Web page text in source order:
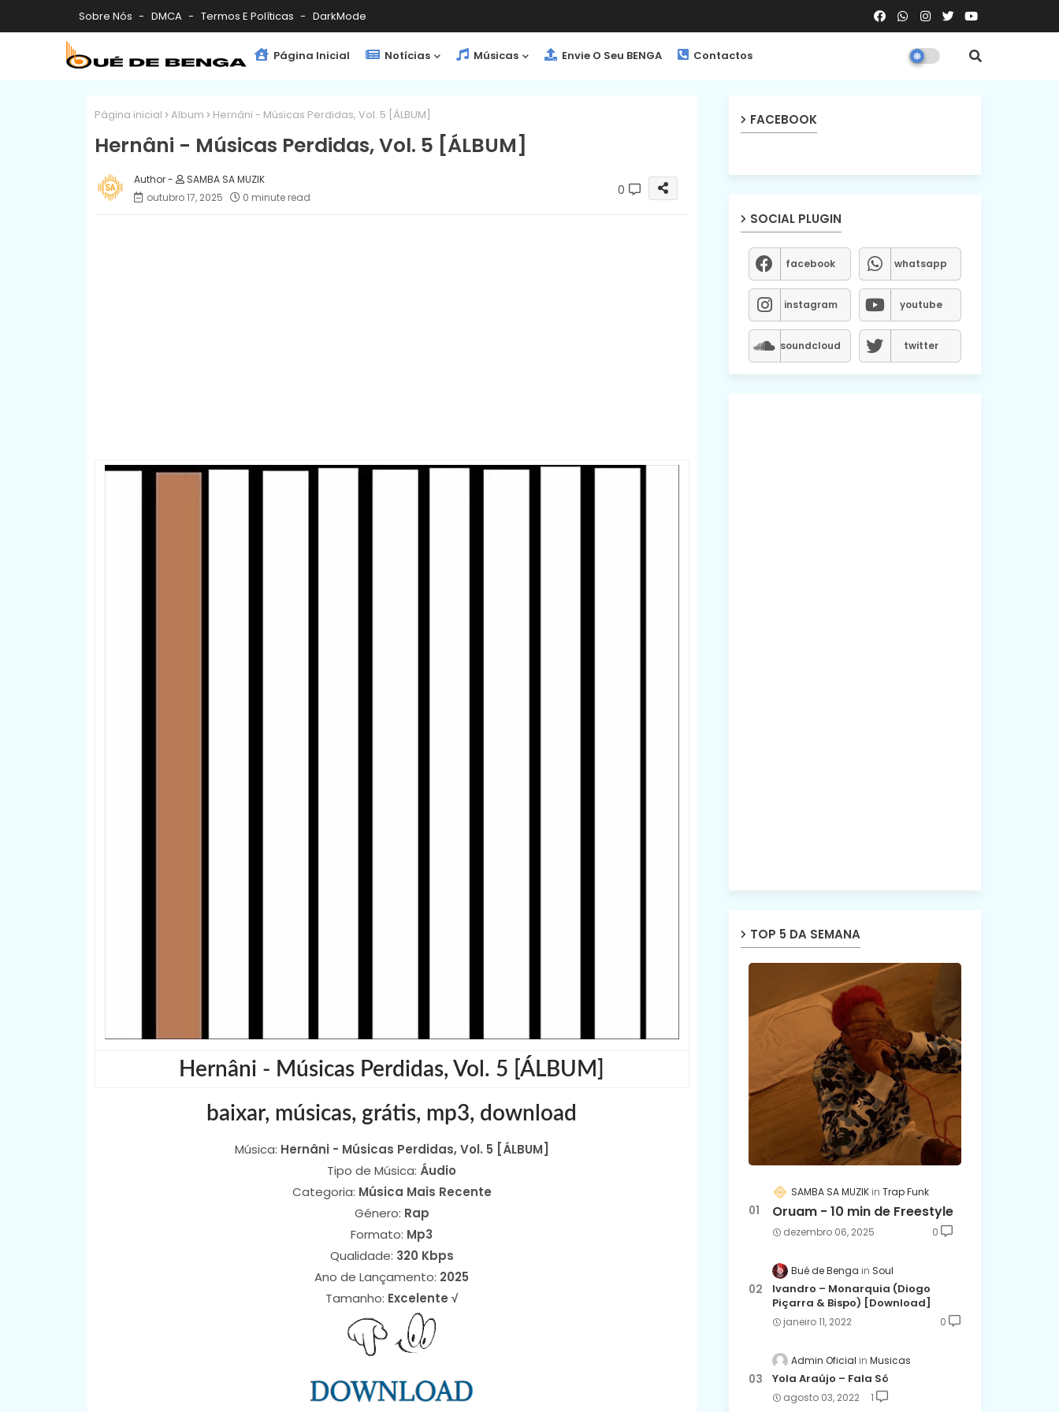
Sobre Nós DMCA Termos E Políticas DarkMode
Página Inicial Notícias Músicas Envie O Seu BENGA Contactos
Página inicial Album Hernâni - Músicas Perdidas, Vol. 5 [ÁLBUM]
Hernâni - Músicas Perdidas, Vol. 5 [ÁLBUM]
SAMBA SA MUZIK
outubro 17, 2025
0 minute read 0
Hernâni - Músicas Perdidas, Vol. 5 [ÁLBUM]
baixar, músicas, grátis, mp3, download
Música: Hernâni - Músicas Perdidas, Vol. 5 [ÁLBUM]
Tipo de Música: Áudio
Categoria: Música Mais Recente
Género: Rap
Formato: Mp3
Qualidade: 320 Kbps
Ano de Lançamento: 2025
Tamanho: Excelente √
FACEBOOK
SOCIAL PLUGIN
facebook whatsapp
instagram youtube
soundcloud twitter
TOP 5 DA SEMANA
SAMBA SA MUZIK Trap Funk
Oruam - 10 min de Freestyle
dezembro 06, 2025 0
Bué de Benga Soul
Ivandro – Monarquia (Diogo
Piçarra & Bispo) [Download]
janeiro 11, 2022 0
Admin Oficial Musicas
Yola Araújo – Fala Só
agosto 03, 2022 1